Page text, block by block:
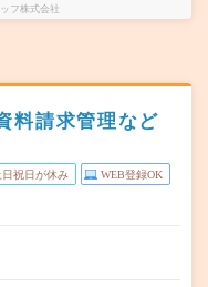
フ株式会社
料請求管理など
日祝日が休み WEB登録OK